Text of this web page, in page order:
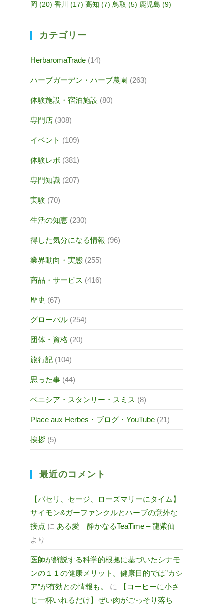
岡 (20) 香川 (17) 高知 (7) 鳥取 (5) 鹿児島 (9)
カテゴリー
HerbaromaTrade (14)
ハーブガーデン・ハーブ農園 (263)
体験施設・宿泊施設 (80)
専門店 (308)
イベント (109)
体験レポ (381)
専門知識 (207)
実験 (70)
生活の知恵 (230)
得した気分になる情報 (96)
業界動向・実態 (255)
商品・サービス (416)
歴史 (67)
グローバル (254)
団体・資格 (20)
旅行記 (104)
思った事 (44)
ベニシア・スタンリー・スミス (8)
Place aux Herbes・ブログ・YouTube (21)
挨拶 (5)
最近のコメント
【パセリ、セージ、ローズマリーにタイム】
サイモン&ガーファンクルとハーブの意外な
接点 に ある愛 静かなるTeaTime – 龍紫仙
より
医師が解説する科学的根拠に基づいたシナモ
ンの１１の健康メリット。健康目的では”カシ
ア”が有効との情報も。
に
【コーヒーに小さ
じ一杯いれるだけ】ぜい肉がごっそり落ち